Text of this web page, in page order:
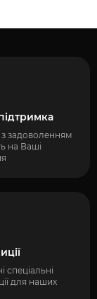
задоволенням
на Ваші
спеціальні
для наших